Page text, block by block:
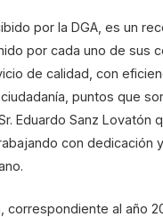
por la DGA, es un
por cada uno de sus
de calidad, con
puntos que
Eduardo Sanz Lovatón
con dedicación
correspondiente al año